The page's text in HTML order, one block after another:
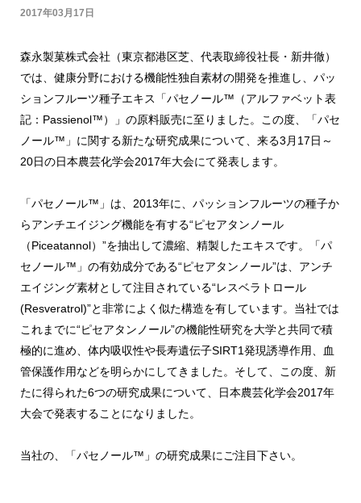
2017年03月17日
森永製菓株式会社（東京都港区芝、代表取締役社長・新井徹）
では、健康分野における機能性独自素材の開発を推進し、パッ
ションフルーツ種子エキス「パセノール™（アルファベット表
記：Passienol™）」の原料販売に至りました。この度、「パセ
ノール™」に関する新たな研究成果について、来る3月17日～
20日の日本農芸化学会2017年大会にて発表します。
「パセノール™」は、2013年に、パッションフルーツの種子か
らアンチエイジング機能を有する“ピセアタンノール
（Piceatannol）”を抽出して濃縮、精製したエキスです。「パ
セノール™」の有効成分である“ピセアタンノール”は、アンチ
エイジング素材として注目されている“レスベラトロール
(Resveratrol)”と非常によく似た構造を有しています。当社では
これまでに“ピセアタンノール”の機能性研究を大学と共同で積
極的に進め、体内吸収性や長寿遺伝子SIRT1発現誘導作用、血
管保護作用などを明らかにしてきました。そして、この度、新
たに得られた6つの研究成果について、日本農芸化学会2017年
大会で発表することになりました。
当社の、「パセノール™」の研究成果にご注目下さい。